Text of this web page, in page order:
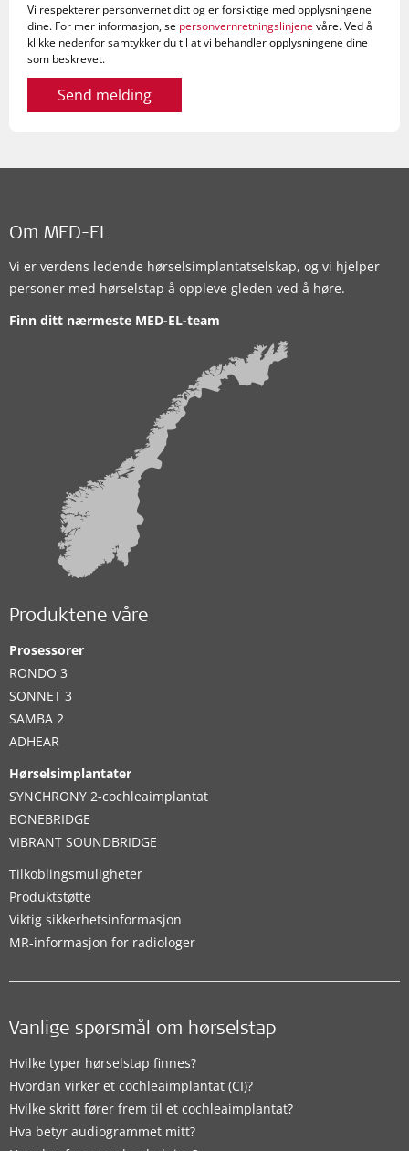
Vi respekterer personvernet ditt og er forsiktige med opplysningene
dine. For mer informasjon, se personvernretningslinjene våre. Ved å
klikke nedenfor samtykker du til at vi behandler opplysningene dine
som beskrevet.
Send melding
Om MED-EL
Vi er verdens ledende hørselsimplantatselskap, og vi hjelper
personer med hørselstap å oppleve gleden ved å høre.
Finn ditt nærmeste MED-EL-team
Produktene våre
Prosessorer
RONDO 3
SONNET 3
SAMBA 2
ADHEAR
Hørselsimplantater
SYNCHRONY 2-cochleaimplantat
BONEBRIDGE
VIBRANT SOUNDBRIDGE
Tilkoblingsmuligheter
Produktstøtte
Viktig sikkerhetsinformasjon
MR-informasjon for radiologer
Vanlige spørsmål om hørselstap
Hvilke typer hørselstap finnes?
Hvordan virker et cochleaimplantat (CI)?
Hvilke skritt fører frem til et cochleaimplantat?
Hva betyr audiogrammet mitt?